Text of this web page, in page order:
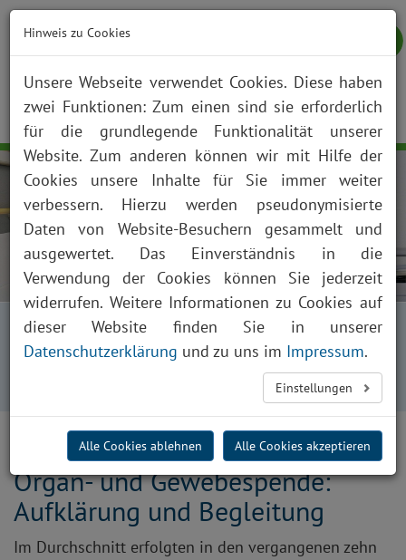
NOTFALL KONTAKT ANFAHRT JOBS SUCHE
Startseite
Patienten + Besucher
Organ- und Gewebespende
Organ- und Gewebespende im Klinikum
Organ- und Gewebespende:
Aufklärung und Begleitung
Im Durchschnitt erfolgten in den vergangenen zehn
Hinweis zu Cookies
Unsere Webseite verwendet Cookies. Diese haben
zwei Funktionen: Zum einen sind sie erforderlich
für die grundlegende Funktionalität unserer
Website. Zum anderen können wir mit Hilfe der
Cookies unsere Inhalte für Sie immer weiter
verbessern. Hierzu werden pseudonymisierte
Daten von Website-Besuchern gesammelt und
ausgewertet. Das Einverständnis in die
Verwendung der Cookies können Sie jederzeit
widerrufen. Weitere Informationen zu Cookies auf
dieser Website finden Sie in unserer
Datenschutzerklärung und zu uns im Impressum.
Einstellungen
Alle Cookies ablehnen Alle Cookies akzeptieren